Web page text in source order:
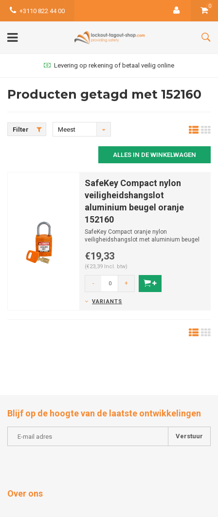
+3110 822 44 00
0
Levering op rekening of betaal veilig online
Producten getagd met 152160
Filter
Meest
ALLES IN DE WINKELWAGEN
SafeKey Compact nylon
veiligheidshangslot
aluminium beugel oranje
152160
SafeKey Compact oranje nylon
veiligheidshangslot met aluminium beugel
€19,33
(€23,39 Incl. btw)
- +
VARIANTS
Blijf op de hoogte van de laatste ontwikkelingen
Verstuur
Over ons